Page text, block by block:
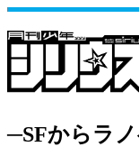
─SFからラ